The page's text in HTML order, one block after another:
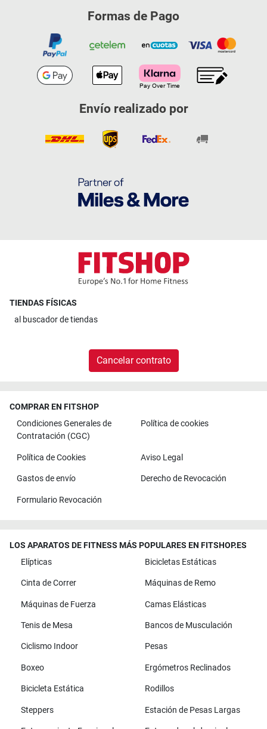
Formas de Pago
Envío realizado por
TIENDAS FÍSICAS
al buscador de tiendas
Cancelar contrato
COMPRAR EN FITSHOP
Condiciones Generales de
Contratación (CGC)
Política de cookies
Política de Cookies Aviso Legal
Gastos de envío Derecho de Revocación
Formulario Revocación
LOS APARATOS DE FITNESS MÁS POPULARES EN FITSHOP.ES
Elípticas
Bicicletas Estáticas
Cinta de Correr Máquinas de Remo
Máquinas de Fuerza Camas Elásticas
Tenis de Mesa Bancos de Musculación
Ciclismo Indoor Pesas
Boxeo Ergómetros Reclinados
Bicicleta Estática Rodillos
Steppers Estación de Pesas Largas